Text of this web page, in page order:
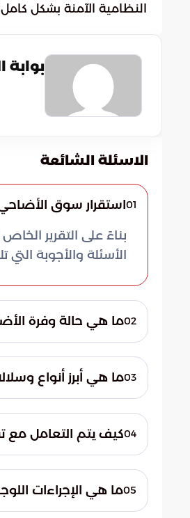
النظامية الآمنة بشكل
بوابة
الاسئلة الشائعة
01استقرار سوق
بناءً على التقرير
الأسئلة والأجوبة
02ما هي حالة وفرة
المعروض الحالي يغطي
مكثفة رفعت من
03ما هي أبرز أنواع
المستوردة مثل
مما يمنح المضحين
04كيف يتم التعامل مع
مثل النوع، الوزن،
للحفاظ على توازن
05ما هي الإجراءات